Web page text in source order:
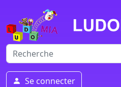
Se connecter